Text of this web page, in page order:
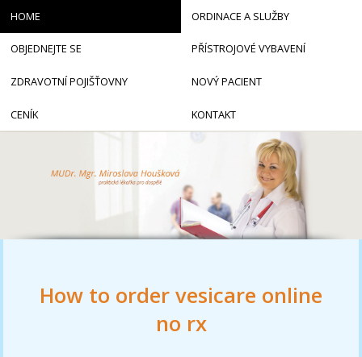
How to order vesicare online
no rx
HOME ORDINACE A SLUŽBY
OBJEDNEJTE SE PŘÍSTROJOVÉ VYBAVENÍ
ZDRAVOTNÍ POJIŠŤOVNY NOVÝ PACIENT
CENÍK KONTAKT